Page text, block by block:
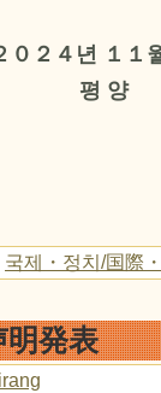
０２４년 １１
평 양
국제・정치/国際
明発表